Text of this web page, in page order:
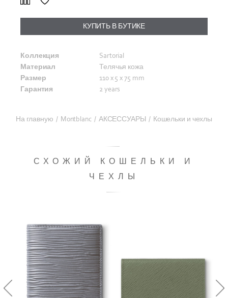
КУПИТЬ В БУТИКЕ
Коллекция
Sartorial
Материал
Телячья кожа
Размер
110 x 5 x 75 mm
Гарантия
2 years
На главную / Montblanc / АКСЕССУАРЫ / Кошельки и чехлы
СХОЖИЙ КОШЕЛЬКИ И
ЧЕХЛЫ